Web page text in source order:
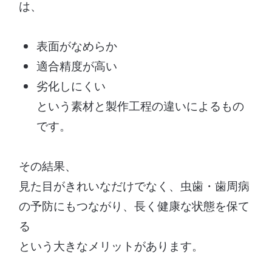
は、
表面がなめらか
適合精度が高い
劣化しにくい
という素材と製作工程の違いによるもの
です。
その結果、
見た目がきれいなだけでなく、虫歯・歯周病
の予防にもつながり、長く健康な状態を保て
る
という大きなメリットがあります。